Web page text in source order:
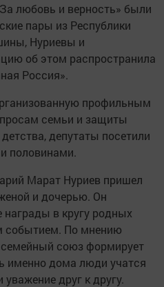
любовь и верность» были
пары из Республики
Нуриевы и
об этом распространила
Россия».
профильным
семьи и защиты
депутаты посетили
половинами.
Марат Нуриев пришел
и дочерью. Он
награды в кругу родных
событием. По мнению
семейный союз формирует
именно дома люди учатся
друг к другу.